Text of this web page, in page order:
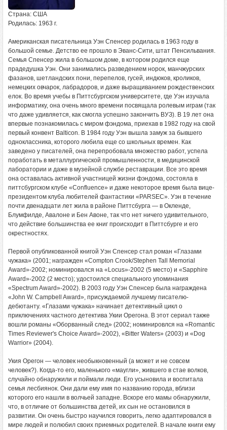
Страна: США
Родилась: 1963 г.
Американская писательница Уэн Спенсер родилась в 1963 году в
большой семье. Детство ее прошло в Эванс-Сити, штат Пенсильвания.
Семья Спенсер жила в большом доме, в котором родился еще
прадедушка Уэн. Они занимались разведением норок, манчжурских
фазанов, шетландских пони, перепелов, гусей, индюков, кроликов,
немецких овчарок, лабрадоров, и даже выращиванием рождественских
елок. Во время учебы в Питтсбургском университете, где Уэн изучала
информатику, она очень много времени посвящала ролевым играм (так
что даже удивляется, как смогла успешно закончить ВУЗ). В 19 лет она
впервые познакомилась с миром фэндома, приехав в 1982 году на свой
первый конвент Balticon. В 1984 году Уэн вышла замуж за бывшего
одноклассника, которого любила еще со школьных времен. Как
заведено у писателей, она перепробовала множество работ, успела
поработать в металлургической промышленности, в медицинской
лаборатории и даже в музейной службе реставрации. Все это время
она оставалась активной участницей жизни фэндома, состояла в
питтсбургском клубе «Confluence» и даже некоторое время была вице-
президентом клуба любителей фантастики «PARSEC». Уэн в течение
почти двенадцати лет жила в районе Питтсбурга — в Окленде,
Блумфилде, Авалоне и Бен Авоне, так что нет ничего удивительного,
что действие большинства ее книг происходит в Питтсбурге и его
окрестностях.
Первой опубликованной книгой Уэн Спенсер стал роман «Глазами
чужака» (2001; награжден «Compton Crook/Stephen Tall Memorial
Award»-2002; номинировался на «Locus»-2002 (5 место) и «Sapphire
Award»-2002 (2 место); удостоился специального упоминания
«Spectrum Award»-2002). В 2003 году Уэн Спенсер была награждена
«John W. Campbell Award», присуждаемой лучшему писателю-
дебютанту. «Глазами чужака» начинает детективный цикл о
приключениях частного детектива Укии Орегона. В этот сериал также
вошли романы «Оборванный след» (2002; номинировлся на «Romantic
Times Reviewer's Choice Award»-2002), «Bitter Waters» (2003) и «Dog
Warrior» (2004).
Укия Орегон — человек необыкновенный (а может и не совсем
человек?). Когда-то его, маленького «маугли», жившего в стае волков,
случайно обнаружили и поймали люди. Его усыновила и воспитала
семья лесбиянок. Они дали ему имя по названию города, вблизи
которого его нашли в волчьей западне. Вскоре его мамы обнаружили,
что, в отличие от большинства детей, их сын не остановился в
развитии. Он очень быстро научился говорить, легко адаптировался в
мире людей и полюбил своих приемных родителей. В начале книги ему